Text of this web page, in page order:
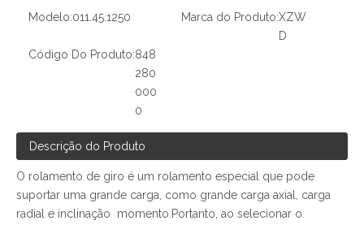
Modelo:011.45.1250 Marca do Produto:XZW
D
Código Do Produto:848
280
000
0
Descrição do Produto
O rolamento de giro é um rolamento especial que pode
suportar uma grande carga, como grande carga axial, carga
radial e inclinação momento.Portanto, ao selecionar o